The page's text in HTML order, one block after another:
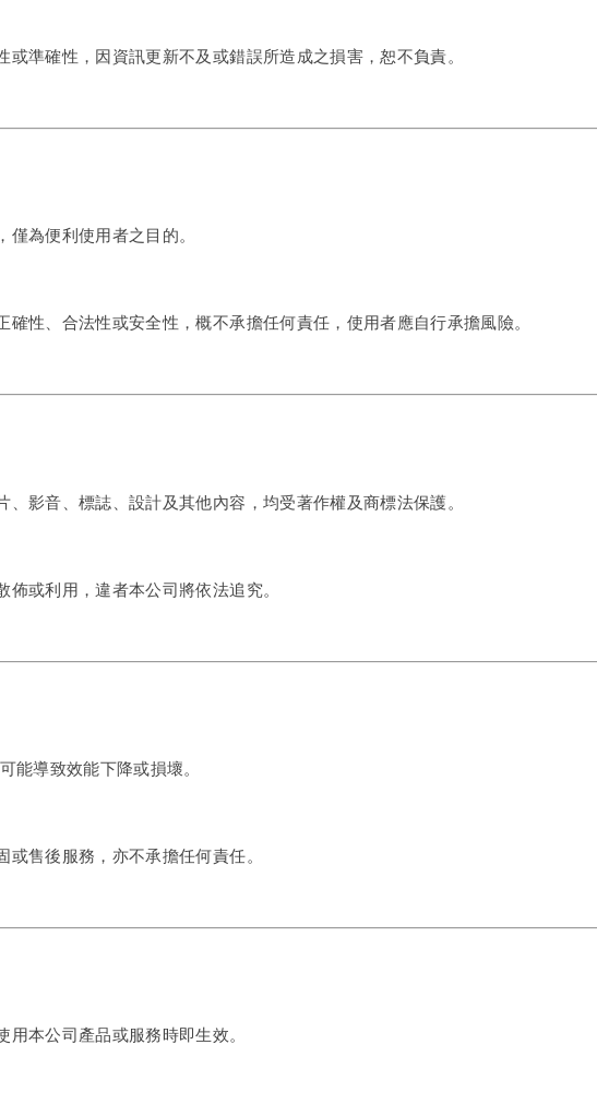
準確性，因資訊更新不及或錯誤所造成之損害，恕不負責。
為便利使用者之目的。
性、合法性或安全性，概不承擔任何責任，使用者應自行承擔風險。
影音、標誌、設計及其他內容，均受著作權及商標法保護。
或利用，違者本公司將依法追究。
可能導致效能下降或損壞。
售後服務，亦不承擔任何責任。
本公司產品或服務時即生效。